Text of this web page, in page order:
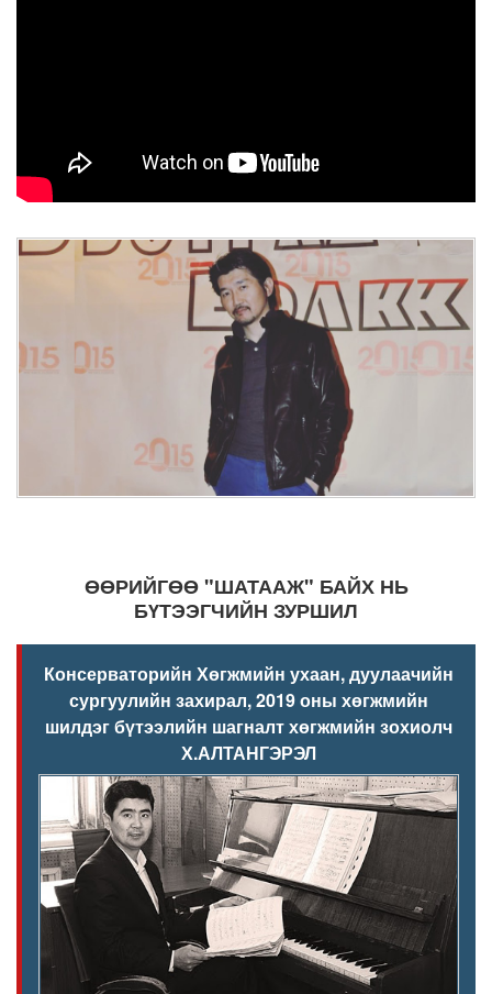
ӨӨРИЙГӨӨ "ШАТААЖ" БАЙХ НЬ
БҮТЭЭГЧИЙН ЗУРШИЛ
Консерваторийн Хөгжмийн ухаан, дуулаачийн
сургуулийн захирал, 2019 оны хөгжмийн
шилдэг бүтээлийн шагналт хөгжмийн зохиолч
Х.АЛТАНГЭРЭЛ